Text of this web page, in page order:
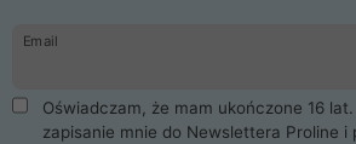
Email
Oświadczam, że mam ukończone 16
zapisanie mnie do Newslettera Proline i